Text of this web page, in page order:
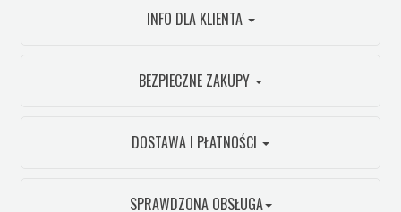
INFO DLA KLIENTA
BEZPIECZNE ZAKUPY
DOSTAWA I PŁATNOŚCI
SPRAWDZONA OBSŁUGA